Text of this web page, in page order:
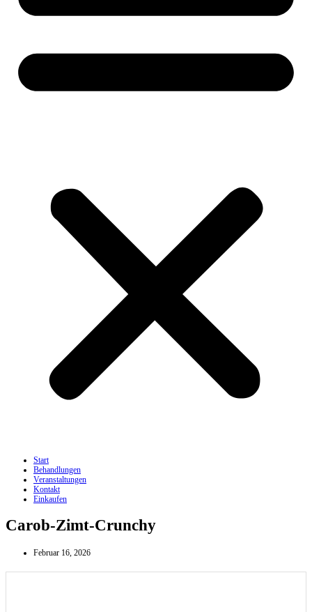
Start
Behandlungen
Veranstaltungen
Kontakt
Einkaufen
Carob-Zimt-Crunchy
Februar 16, 2026